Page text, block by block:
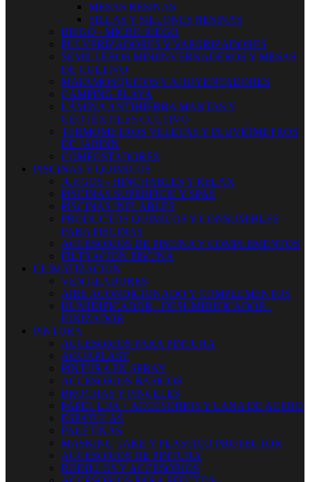
MESAS RESINAS
SILLAS Y SILLONES RESINAS
RIEGO - MICRO RIEGO
PULVERIZADORES Y VAPORIZADORES
SEMILLEROS MINIINVERNADEROS Y MESAS
DE CULTIVO
MATAMOSQUITOS Y AHUYENTADORES
CAMPING-PLAYA
LÁMINA ANTIHIERBA MANTAS Y
GEOTÉXTILES CULTIVO
TERMOMETROS VELETAS Y PLUVIÓMETROS
DE JARDÍN
COMPOSTADORES
PISCINAS Y QUIMICOS
JUEGOS - HINCHABLES Y RELAX
PISCINAS SUPERFICIE Y SPAS
PISCINAS INFLABLES
PRODUCTOS QUIMICOS Y CONSUMIBLES
PARA PISCINAS
ACCESORIOS DE PISCINA Y COMPLEMENTOS
FILTRACION PISCINA
CLIMATIZACION
VENTILADORES
AIRE ACONDICIONADO Y COMPLEMENTOS
HUMIDIFICADOR - DESUMIDIFICADOR -
IONIZADOR
PINTURA
ACCESORIOS PARA PINTURA
AGUAPLAST
PINTURA EN SPRAY
ACCESORIOS BASICOS
BROCHAS Y PINCELES
PAPEL LIJA + ACCESORIOS Y LANA DE ACERO
ESPATULAS
PALETINAS
MASKING TAKE Y PLASTICO PROTECTOR
ACCESORIOS DE PINTURA
RODILLOS Y ACCESORIOS